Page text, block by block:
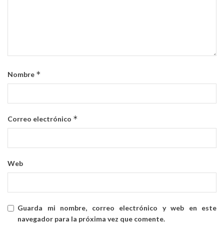
Nombre *
Correo electrónico *
Web
Guarda mi nombre, correo electrónico y web en este
navegador para la próxima vez que comente.